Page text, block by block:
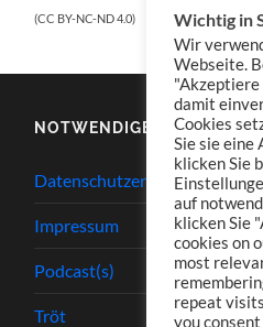
(CC BY-NC-ND 4.0)
NOTWENDIGES
Datenschutzerklärung
Impressum
Podcast(s)
Tröt
Wichtig in
Wir
Webseite.
"Akzeptiere
damit
Cookies
Sie sie eine
klicken Sie
auf
klicken Sie
cookies on
most
repeat
you